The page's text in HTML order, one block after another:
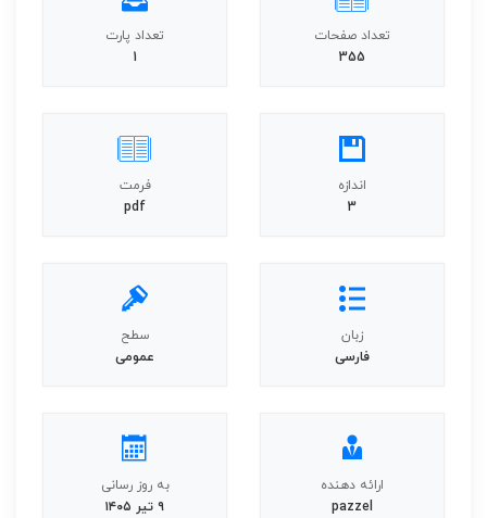
تعداد صفحات
355
تعداد پارت
1
اندازه
3
فرمت
pdf
زبان
فارسی
سطح
عمومی
ارائه دهنده
pazzel
به روز رسانی
۹ تیر ۱۴۰۵